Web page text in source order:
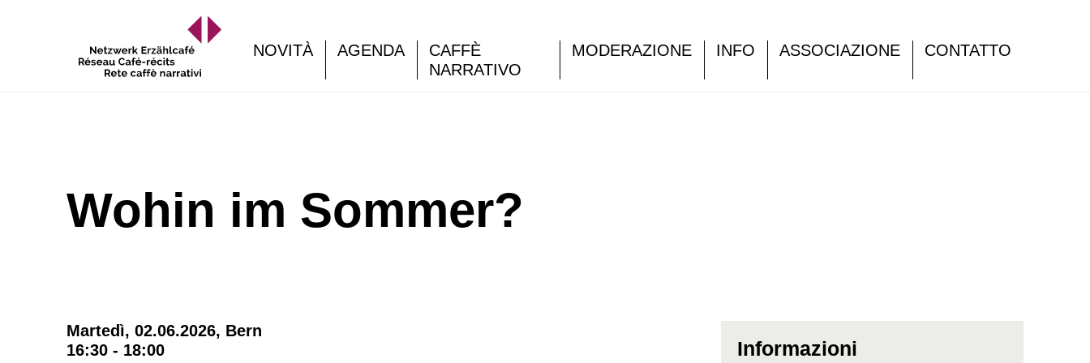
NOVITÀ AGENDA
CAFFÈ
NARRATIVO
MODERAZIONE INFO ASSOCIAZIONE CONTATTO
Wohin im Sommer?
Martedì, 02.06.2026, Bern
16:30 - 18:00
Informazioni